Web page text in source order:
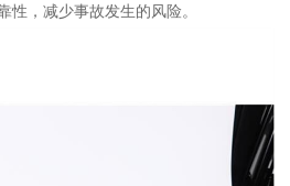
性，减少事故发生的风险。